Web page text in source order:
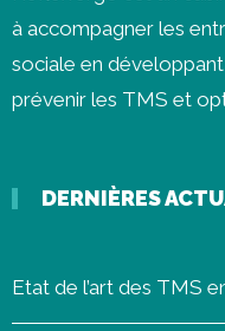
à accompagner les
sociale en
prévenir les TMS et
DERNIÈRES
Etat de l’art des TMS